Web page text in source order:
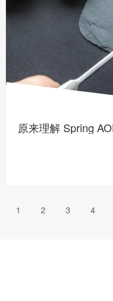
原来理解 Spring
1 2 3 4